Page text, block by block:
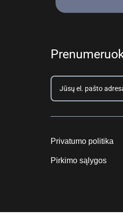
Privatumo politika
Pirkimo sąlygos